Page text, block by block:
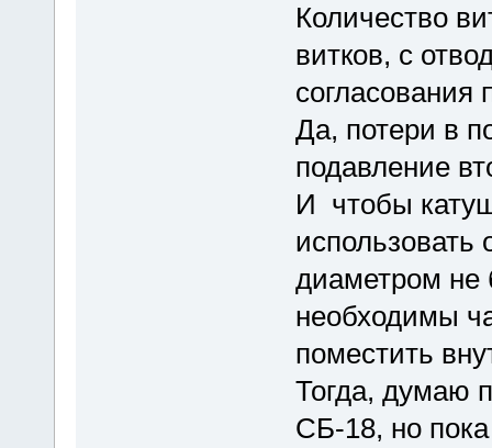
Количество
витков, с
согласования
Да, потери в
подавление
И чтобы
использовать
диаметром
необходимы
поместить
Тогда, думаю
СБ-18, но